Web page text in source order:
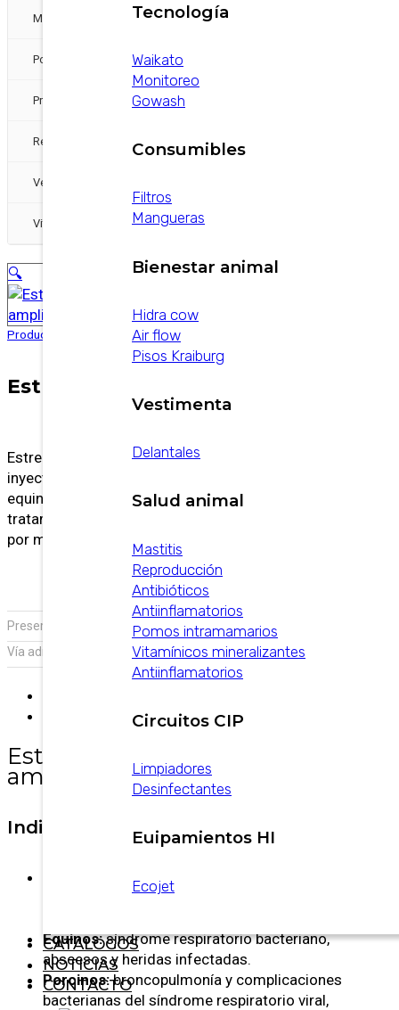
Tecnología
Waikato
Monitoreo
Gowash
Consumibles
Filtros
Mangueras
Bienestar animal
Hidra cow
Air flow
Pisos Kraiburg
Vestimenta
Delantales
Salud animal
Mastitis
Reproducción
Antibióticos
Antiinflamatorios
Pomos intramamarios
Vitamínicos mineralizantes
Antiinflamatorios
Circuitos CIP
Limpiadores
Desinfectantes
Euipamientos HI
Ecojet
CATALOGOS
NOTICIAS
CONTACTO
Mastitis
Pomos intramamarios
Protector hepático
Reproducción
Vestimenta
Vitamínicos Mineralizantes
🔍
Productos Veterinarios/Antibioticos
Estreptopen
Estreptopen es un antibiótico
inyectable de amplio espectro para bovinos,
equinos y porcinos, desarrollado para el
tratamiento de infecciones bacterianas causadas
por microorganismos sensibles.
Presentación: Frasco x 100 ml,Frasco x 25 ml
Vía administración:
En porcinos vía intramuscular profunda
Información adicional
Estreptopen antibiótico de
amplio espectro
Indicaciones
mastitis, poliartritis, síndrome
respiratorio bacteriano, pododermatitis
Equinos:síndrome respiratorio bacteriano,
abscesos y heridas infectadas.
Porcinos:broncopulmonía y complicaciones
bacterianas del síndrome respiratorio viral,